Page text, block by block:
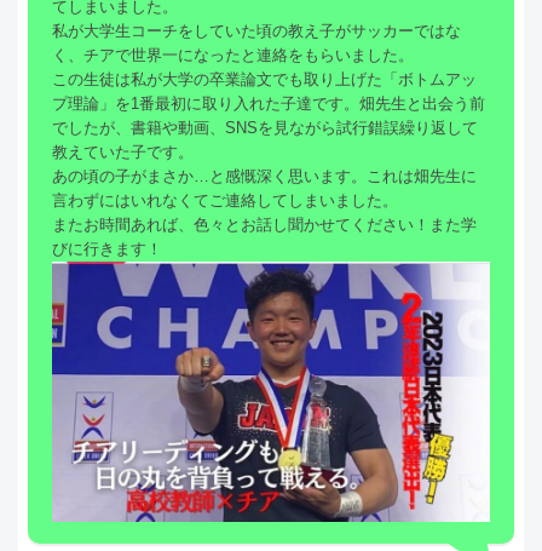
てしまいました。
私が大学生コーチをしていた頃の教え子がサッカーではな
く、チアで世界一になったと連絡をもらいました。
この生徒は私が大学の卒業論文でも取り上げた「ボトムアッ
プ理論」を1番最初に取り入れた子達です。畑先生と出会う前
でしたが、書籍や動画、SNSを見ながら試行錯誤繰り返して
教えていた子です。
あの頃の子がまさか…と感慨深く思います。これは畑先生に
言わずにはいれなくてご連絡してしまいました。
またお時間あれば、色々とお話し聞かせてください！また学
びに行きます！